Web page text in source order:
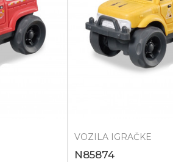
VOZILA IGRAČKE
N85874